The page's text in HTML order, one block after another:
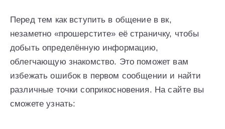
Перед тем как вступить в общение в вк,
незаметно «прошерстите» её страничку, чтобы
добыть определённую информацию,
облегчающую знакомство. Это поможет вам
избежать ошибок в первом сообщении и найти
различные точки соприкосновения. На сайте вы
сможете узнать: